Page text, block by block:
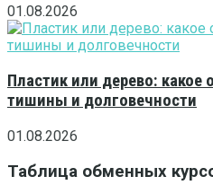
01.08.2026
Пластик или дерево: какое
тишины и долговечности
01.08.2026
Таблица обменных